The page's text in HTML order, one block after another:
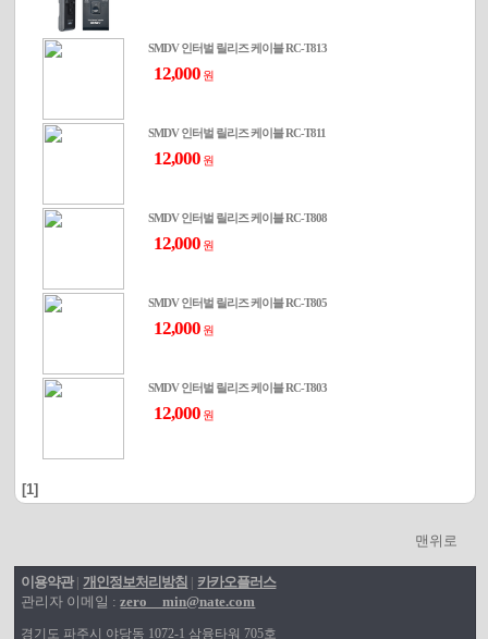
SMDV 인터벌 릴리즈 케이블 RC-T813
12,000 원
SMDV 인터벌 릴리즈 케이블 RC-T811
12,000 원
SMDV 인터벌 릴리즈 케이블 RC-T808
12,000 원
SMDV 인터벌 릴리즈 케이블 RC-T805
12,000 원
SMDV 인터벌 릴리즈 케이블 RC-T803
12,000 원
[1]
맨위로
이용약관|개인정보처리방침
카카오플러스
관리자 이메일 :zero__min@nate.com
경기도 파주시 야당동 1072-1 삼융타워 705호